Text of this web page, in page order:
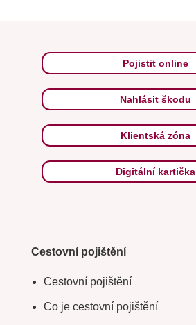
Pojistit online
Nahlásit škodu
Klientská zóna
Digitální kartička
Cestovní pojištění
Cestovní pojištění
Co je cestovní pojištění